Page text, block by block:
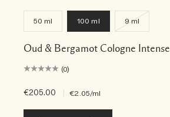
50 ml 100 ml 9 ml
Oud & Bergamot Cologne Intense
(0)
€205.00 €2.05/ml